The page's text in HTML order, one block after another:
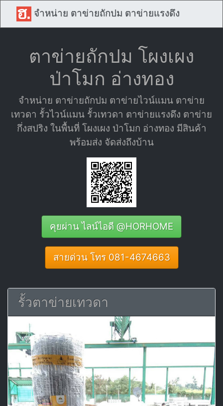
จำหน่าย ตาข่ายถักปม ตาข่ายแรงดึง
ตาข่ายถักปม โผงเผง
ป่าโมก อ่างทอง
จำหน่าย ตาข่ายถักปม ตาข่ายไวน์แมน ตาข่าย
เทวดา รั้วไวน์แมน รั้วเทวดา ตาข่ายแรงดึง ตาข่าย
กึ่งสปริง ในพื้นที่ โผงเผง ป่าโมก อ่างทอง มีสินค้า
พร้อมส่ง จัดส่งถึงบ้าน
คุยผ่าน ไลน์ไอดี @HORHOME
สายด่วน โทร 081-4674663
รั้วตาข่ายเทวดา